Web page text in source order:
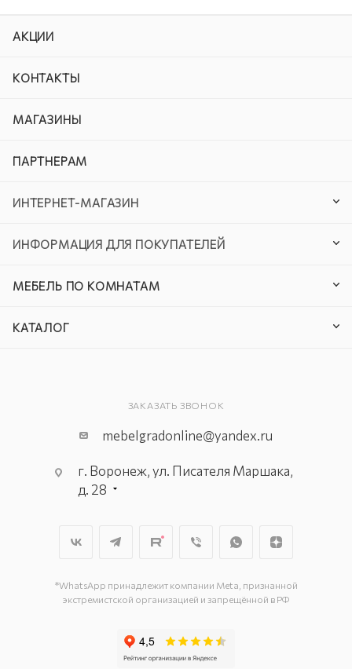
АКЦИИ
КОНТАКТЫ
МАГАЗИНЫ
ПАРТНЕРАМ
ИНТЕРНЕТ-МАГАЗИН
ИНФОРМАЦИЯ ДЛЯ ПОКУПАТЕЛЕЙ
МЕБЕЛЬ ПО КОМНАТАМ
КАТАЛОГ
ЗАКАЗАТЬ ЗВОНОК
mebelgradonline@yandex.ru
г. Воронеж, ул. Писателя Маршака,
д. 28
*WhatsApp принадлежит компании Meta, признанной
экстремистской организацией и запрещённой в РФ